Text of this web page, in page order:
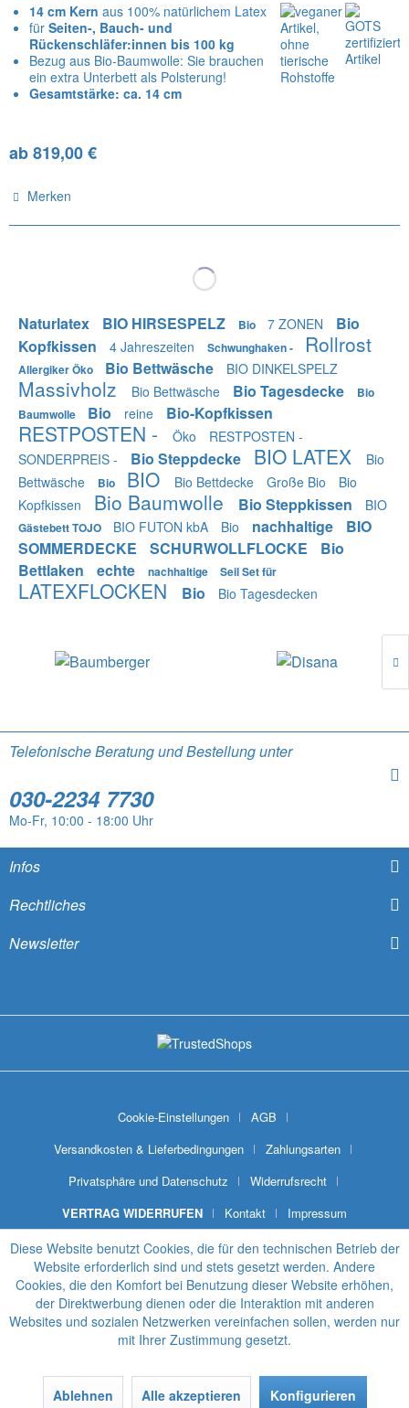
14 cm Kernaus 100% natürlichem Latex
für Seiten-, Bauch- und
Rückenschläfer:innen bis 100 kg
Bezug aus Bio-Baumwolle: Sie brauchen
ein extra Unterbett als Polsterung!
Gesamtstärke: ca. 14 cm
ab 819,00 €
Merken
Naturlatex BIO HIRSESPELZ Bio 7 ZONEN
Bio
Kopfkissen
4 Jahreszeiten Schwunghaken - Rollrost
Allergiker Öko Bio Bettwäsche BIO DINKELSPELZ
Massivholz Bio Bettwäsche Bio Tagesdecke
Bio
Baumwolle
Bio reine Bio-Kopfkissen
RESTPOSTEN - Öko
RESTPOSTEN -
SONDERPREIS -
Bio Steppdecke BIO LATEX
Bio
Bettwäsche
Bio BIO Bio Bettdecke Große Bio
Bio
Kopfkissen
Bio Baumwolle Bio Steppkissen BIO
Gästebett TOJO BIO FUTON kbA Bio nachhaltige
BIO
SOMMERDECKE
SCHURWOLLFLOCKE
Bio
Bettlaken
echte nachhaltige Seil Set für
LATEXFLOCKEN Bio Bio Tagesdecken
Telefonische Beratung und Bestellung unter
030-2234 7730
Mo-Fr, 10:00 - 18:00 Uhr
Infos
Rechtliches
Newsletter
Cookie-Einstellungen
AGB
Versandkosten & Lieferbedingungen
Zahlungsarten
Privatsphäre und Datenschutz
Widerrufsrecht
VERTRAG WIDERRUFEN
Kontakt Impressum
Diese Website benutzt Cookies, die für den technischen Betrieb der
Website erforderlich sind und stets gesetzt werden. Andere
Cookies, die den Komfort bei Benutzung dieser Website erhöhen,
der Direktwerbung dienen oder die Interaktion mit anderen
Websites und sozialen Netzwerken vereinfachen sollen, werden nur
mit Ihrer Zustimmung gesetzt.
Ablehnen Alle akzeptieren Konfigurieren